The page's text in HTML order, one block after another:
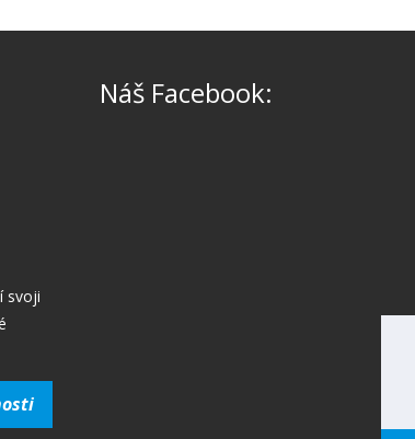
svoji
Náš Facebook: